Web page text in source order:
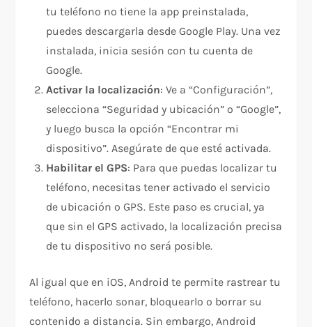
tu teléfono no tiene la app preinstalada,
puedes descargarla desde Google Play. Una vez
instalada, inicia sesión con tu cuenta de
Google.
Activar la localización: Ve a “Configuración”,
selecciona “Seguridad y ubicación” o “Google”,
y luego busca la opción “Encontrar mi
dispositivo”. Asegúrate de que esté activada.
Habilitar el GPS: Para que puedas localizar tu
teléfono, necesitas tener activado el servicio
de ubicación o GPS. Este paso es crucial, ya
que sin el GPS activado, la localización precisa
de tu dispositivo no será posible.
Al igual que en iOS, Android te permite rastrear tu
teléfono, hacerlo sonar, bloquearlo o borrar su
contenido a distancia. Sin embargo, Android